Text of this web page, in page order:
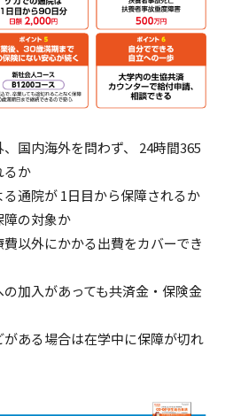
内海外を問わず、 24時間365
るか
院が 1日目から保障されるか
の対象か
外にかかる出費をカバーでき
入があっても共済金・保険金
る場合は在学中に保障が切れ